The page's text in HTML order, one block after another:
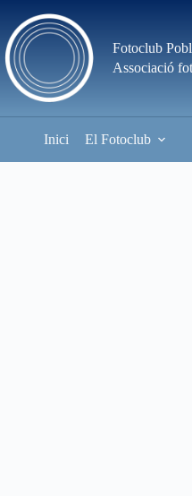
content
Fotoclub
Associació
Inici El Fotoclub